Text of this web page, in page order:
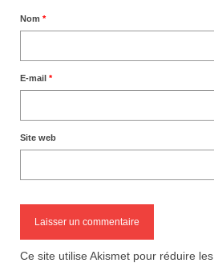
Nom *
E-mail *
Site web
Ce site utilise Akismet pour réduire